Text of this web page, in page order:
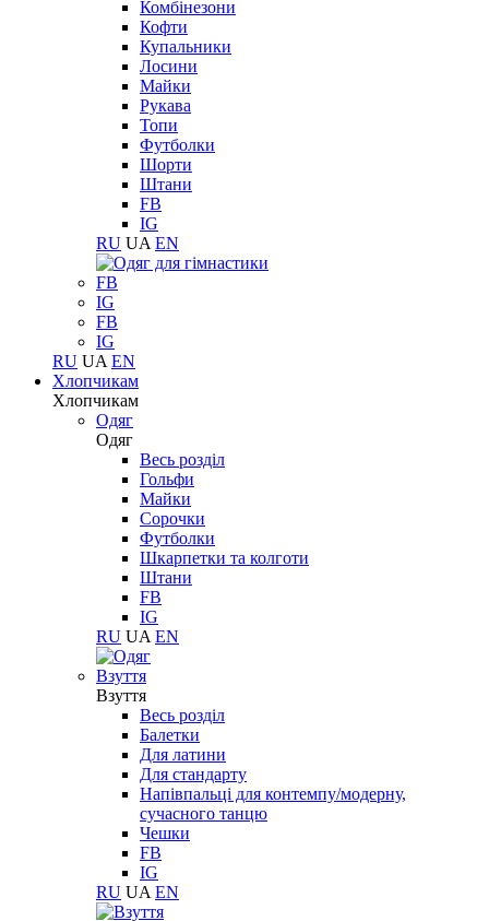
Комбінезони
Кофти
Купальники
Лосини
Майки
Рукава
Топи
Футболки
Шорти
Штани
FB
IG
RU UA EN
FB
IG
FB
IG
RU UA EN
Хлопчикам
Хлопчикам
Одяг
Одяг
Весь розділ
Гольфи
Майки
Сорочки
Футболки
Шкарпетки та колготи
Штани
FB
IG
RU UA EN
Взуття
Взуття
Весь розділ
Балетки
Для латини
Для стандарту
Напівпальці для контемпу/модерну,
сучасного танцю
Чешки
FB
IG
RU UA EN